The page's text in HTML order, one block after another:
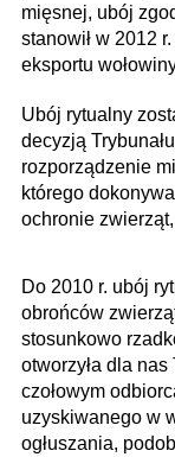
mięsnej, ubój
stanowił w 2012
eksportu
Ubój rytualny
decyzją
rozporządzenie
którego
ochronie
Do 2010 r. ubój
obrońców
stosunkowo
otworzyła dla
czołowym
uzyskiwanego w
ogłuszania,